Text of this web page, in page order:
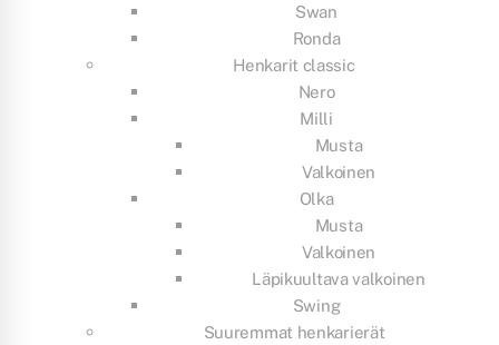
Swan
Ronda
Henkarit classic
Nero
Milli
Musta
Valkoinen
Olka
Musta
Valkoinen
Läpikuultava valkoinen
Swing
Suuremmat henkarierät